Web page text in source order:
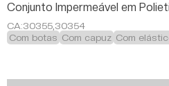
Conjunto Impermeável em
CA:30355,30354
Com botas Com capuz Com